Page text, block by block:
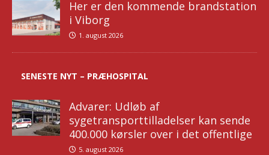
Her er den kommende brandstation
i Viborg
1. august 2026
SENESTE NYT – PRÆHOSPITAL
Advarer: Udløb af
sygetransporttilladelser kan sende
400.000 kørsler over i det offentlige
5. august 2026